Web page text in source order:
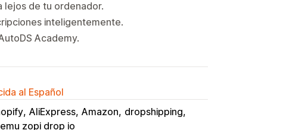
lejos de tu ordenador.
inteligentemente.
Academy.
al Español
AliExpress Amazon dropshipping
zopi drop io